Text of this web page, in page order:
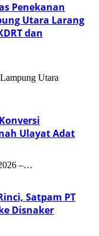
Penekanan
Utara Larang
dan
Utara
Ulayat Adat
–…
Satpam PT
Disnaker